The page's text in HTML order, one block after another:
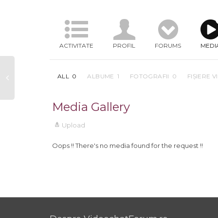
ACTIVITATE PROFIL FORUMS
ALL 0 ALBUME 1 FOTOGRAFII 0 FIȘIERE
Media Gallery
Upload
Oops !! There's no media found for the request !!